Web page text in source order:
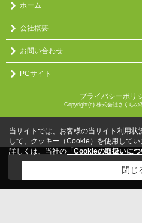
ホーム
会社概要
お問い合わせ
PCサイト
プライバシーポリ
Copyright(c) 株式会社さくらの
こちらの物件をご覧の方に
当サイトでは、お客様の当サイト利用状
して、クッキー（Cookie）を使用してい
詳しくは、当社の 「Cookieの取扱いにつ
閉じ